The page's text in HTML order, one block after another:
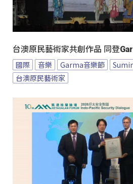
台澳原民藝術家共創作品 同登
國際 音樂 Garma音樂節
台澳原民藝術家